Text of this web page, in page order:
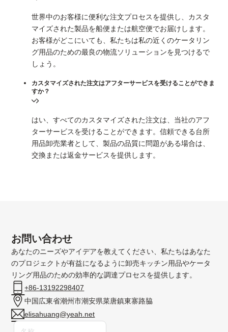
世界中のお客様に便利な注文プロセスを提供し、カスタ
マイズされた製品を船便または航空便でお届けします。
お客様がどこにいても、私たちは私の近くのケータリン
グ用品のための最良の物流ソリューションを見つけるで
しょう。
カスタマイズされた注文はアフターサービスを受けることができま
すか？
はい、すべてのカスタマイズされた注文は、当社のアフ
ターサービスを受けることができます。信頼できる台所
用品卸売業者として、製品の品質に問題がある場合は、
交換または返金サービスを提供します。
お問い合わせ
あなたのニーズやアイデアを教えてください、私たちはあなた
のプロジェクトが有益になるように卸売キッチン用品やケータ
リング用品のための効率的な調達プロセスを提供します。
+86-13192298407
中国広東省潮州市潮安県菜唐鎮東寨路脇
elisahuang@yeah.net